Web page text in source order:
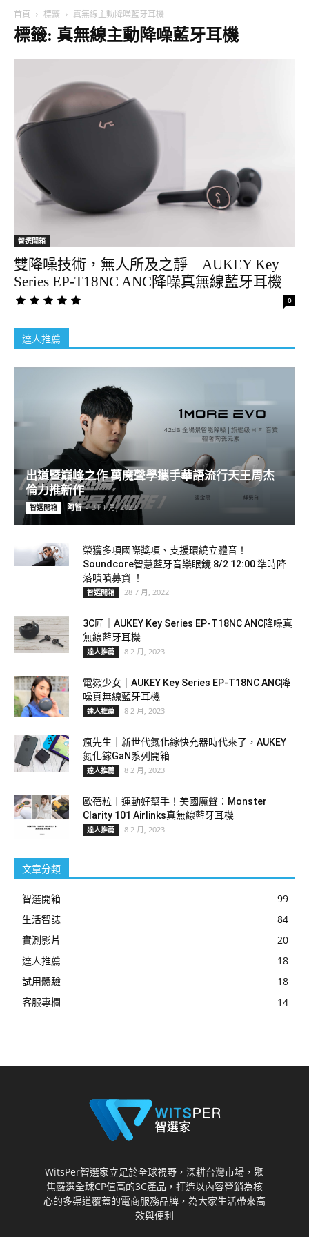
首頁 標籤 真無線主動降噪藍牙耳機
標籤: 真無線主動降噪藍牙耳機
智選開箱
雙降噪技術，無人所及之靜｜AUKEY Key
Series EP-T18NC ANC降噪真無線藍牙耳機
0
達人推薦
出道暨巔峰之作 萬魔聲學攜手華語流行天王周杰
倫力推新作
智選開箱 阿智 - 31 1 月, 2023
榮獲多項國際獎項、支援環繞立體音！
Soundcore智慧藍牙音樂眼鏡 8/2 12:00 準時降
落嘖嘖募資 ！
智選開箱 28 7 月, 2022
3C匠｜AUKEY Key Series EP-T18NC ANC降噪真
無線藍牙耳機
達人推薦 8 2 月, 2023
電獺少女｜AUKEY Key Series EP-T18NC ANC降
噪真無線藍牙耳機
達人推薦 8 2 月, 2023
瘋先生｜新世代氮化鎵快充器時代來了，AUKEY
氮化鎵GaN系列開箱
達人推薦 8 2 月, 2023
歐蓓粒｜運動好幫手！美國魔聲：Monster
Clarity 101 Airlinks真無線藍牙耳機
達人推薦 8 2 月, 2023
文章分類
智選開箱
99
生活智誌
84
實測影片
20
達人推薦
18
試用體驗
18
客服專欄
14
WitsPer智選家立足於全球視野，深耕台灣市場，聚
焦嚴選全球CP值高的3C產品，打造以內容營銷為核
心的多渠道覆蓋的電商服務品牌，為大家生活帶來高
效與便利